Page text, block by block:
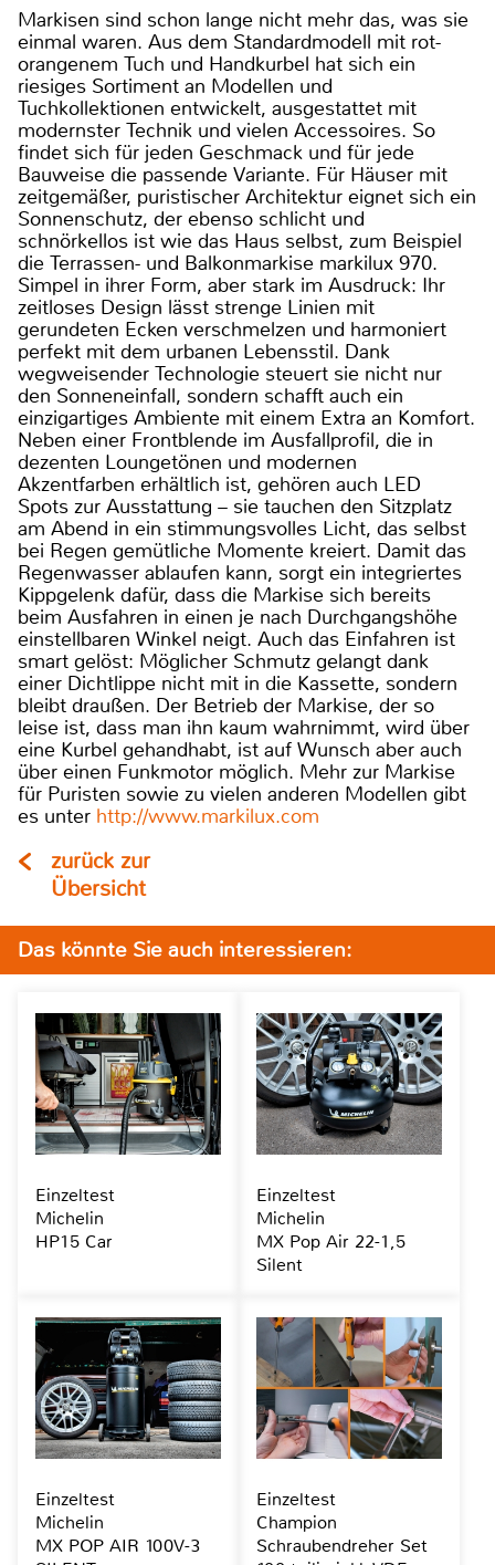
Markisen sind schon lange nicht mehr das, was sie
einmal waren. Aus dem Standardmodell mit rot-
orangenem Tuch und Handkurbel hat sich ein
riesiges Sortiment an Modellen und
Tuchkollektionen entwickelt, ausgestattet mit
modernster Technik und vielen Accessoires. So
findet sich für jeden Geschmack und für jede
Bauweise die passende Variante. Für Häuser mit
zeitgemäßer, puristischer Architektur eignet sich ein
Sonnenschutz, der ebenso schlicht und
schnörkellos ist wie das Haus selbst, zum Beispiel
die Terrassen- und Balkonmarkise markilux 970.
Simpel in ihrer Form, aber stark im Ausdruck: Ihr
zeitloses Design lässt strenge Linien mit
gerundeten Ecken verschmelzen und harmoniert
perfekt mit dem urbanen Lebensstil. Dank
wegweisender Technologie steuert sie nicht nur
den Sonneneinfall, sondern schafft auch ein
einzigartiges Ambiente mit einem Extra an Komfort.
Neben einer Frontblende im Ausfallprofil, die in
dezenten Loungetönen und modernen
Akzentfarben erhältlich ist, gehören auch LED
Spots zur Ausstattung – sie tauchen den Sitzplatz
am Abend in ein stimmungsvolles Licht, das selbst
bei Regen gemütliche Momente kreiert. Damit das
Regenwasser ablaufen kann, sorgt ein integriertes
Kippgelenk dafür, dass die Markise sich bereits
beim Ausfahren in einen je nach Durchgangshöhe
einstellbaren Winkel neigt. Auch das Einfahren ist
smart gelöst: Möglicher Schmutz gelangt dank
einer Dichtlippe nicht mit in die Kassette, sondern
bleibt draußen. Der Betrieb der Markise, der so
leise ist, dass man ihn kaum wahrnimmt, wird über
eine Kurbel gehandhabt, ist auf Wunsch aber auch
über einen Funkmotor möglich. Mehr zur Markise
für Puristen sowie zu vielen anderen Modellen gibt
es unter http://www.markilux.com
zurück zur
Übersicht
Das könnte Sie auch interessieren:
Einzeltest
Michelin
HP15 Car
Einzeltest
Michelin
MX Pop Air 22-1,5
Silent
Einzeltest
Michelin
MX POP AIR 100V-3
Einzeltest
Champion
Schraubendreher Set